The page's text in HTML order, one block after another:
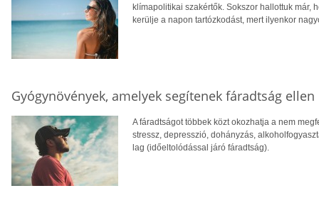
klímapolitikai szakértők. Sokszor hallottuk már,
kerülje a napon tartózkodást, mert ilyenkor
Gyógynövények, amelyek segítenek fáradtság ellen
A fáradtságot többek közt okozhatja a nem
stressz, depresszió, dohányzás,
lag (időeltolódással járó fáradtság).